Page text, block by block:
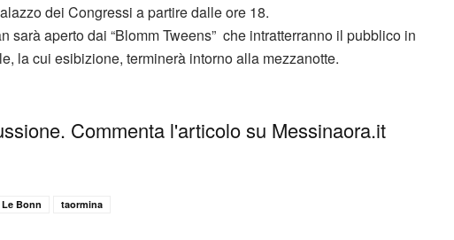
dei Congressi a partire dalle ore 18.
sarà aperto dai “Blomm Tweens” che intratterranno il pubblico in
la cui esibizione, terminerà intorno alla mezzanotte.
Commenta l'articolo su Messinaora.it
Bonn taormina